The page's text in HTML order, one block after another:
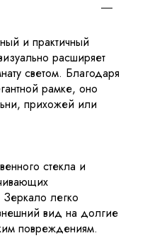
и практичный
расширяет
светом. Благодаря
рамке, оно
прихожей или
стекла и
легко
вид на долгие
повреждениям.